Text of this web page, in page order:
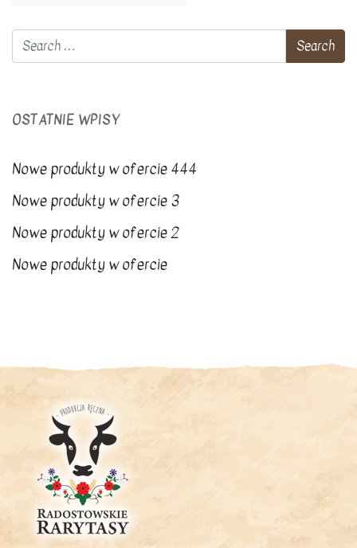
OSTATNIE WPISY
Nowe produkty w ofercie 444
Nowe produkty w ofercie 3
Nowe produkty w ofercie 2
Nowe produkty w ofercie